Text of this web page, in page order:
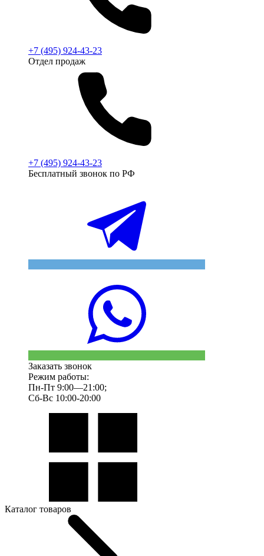
+7 (495) 924-43-23
Отдел продаж
+7 (495) 924-43-23
Бесплатный звонок по РФ
Заказать звонок
Режим работы:
Пн-Пт 9:00—21:00;
Сб-Вс 10:00-20:00
Каталог товаров